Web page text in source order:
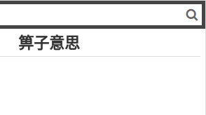
箅子意思